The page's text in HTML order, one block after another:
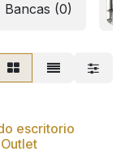
Bancas (0)
escritorio